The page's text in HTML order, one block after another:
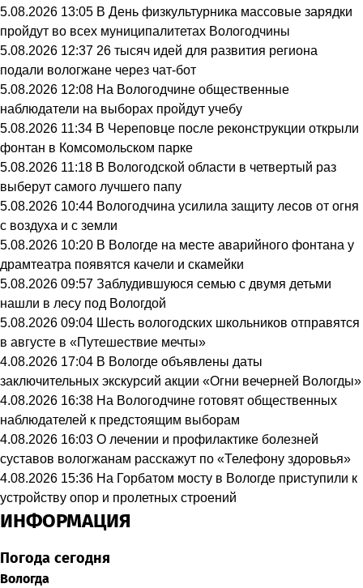
5.08.2026 13:05 В День физкультурника массовые зарядки
пройдут во всех муниципалитетах Вологодчины
5.08.2026 12:37 26 тысяч идей для развития региона
подали вологжане через чат-бот
5.08.2026 12:08 На Вологодчине общественные
наблюдатели на выборах пройдут учебу
5.08.2026 11:34 В Череповце после реконструкции открыли
фонтан в Комсомольском парке
5.08.2026 11:18 В Вологодской области в четвертый раз
выберут самого лучшего папу
5.08.2026 10:44 Вологодчина усилила защиту лесов от огня
с воздуха и с земли
5.08.2026 10:20 В Вологде на месте аварийного фонтана у
драмтеатра появятся качели и скамейки
5.08.2026 09:57 Заблудившуюся семью с двумя детьми
нашли в лесу под Вологдой
5.08.2026 09:04 Шесть вологодских школьников отправятся
в августе в «Путешествие мечты»
4.08.2026 17:04 В Вологде объявлены даты
заключительных экскурсий акции «Огни вечерней Вологды»
4.08.2026 16:38 На Вологодчине готовят общественных
наблюдателей к предстоящим выборам
4.08.2026 16:03 О лечении и профилактике болезней
суставов вологжанам расскажут по «Телефону здоровья»
4.08.2026 15:36 На Горбатом мосту в Вологде приступили к
устройству опор и пролетных строений
ИНФОРМАЦИЯ
Погода сегодня
Вологда